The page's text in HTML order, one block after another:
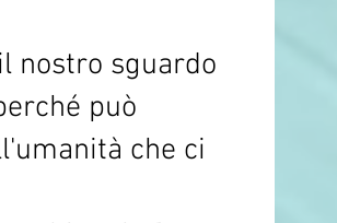
nostro sguardo
può
che ci